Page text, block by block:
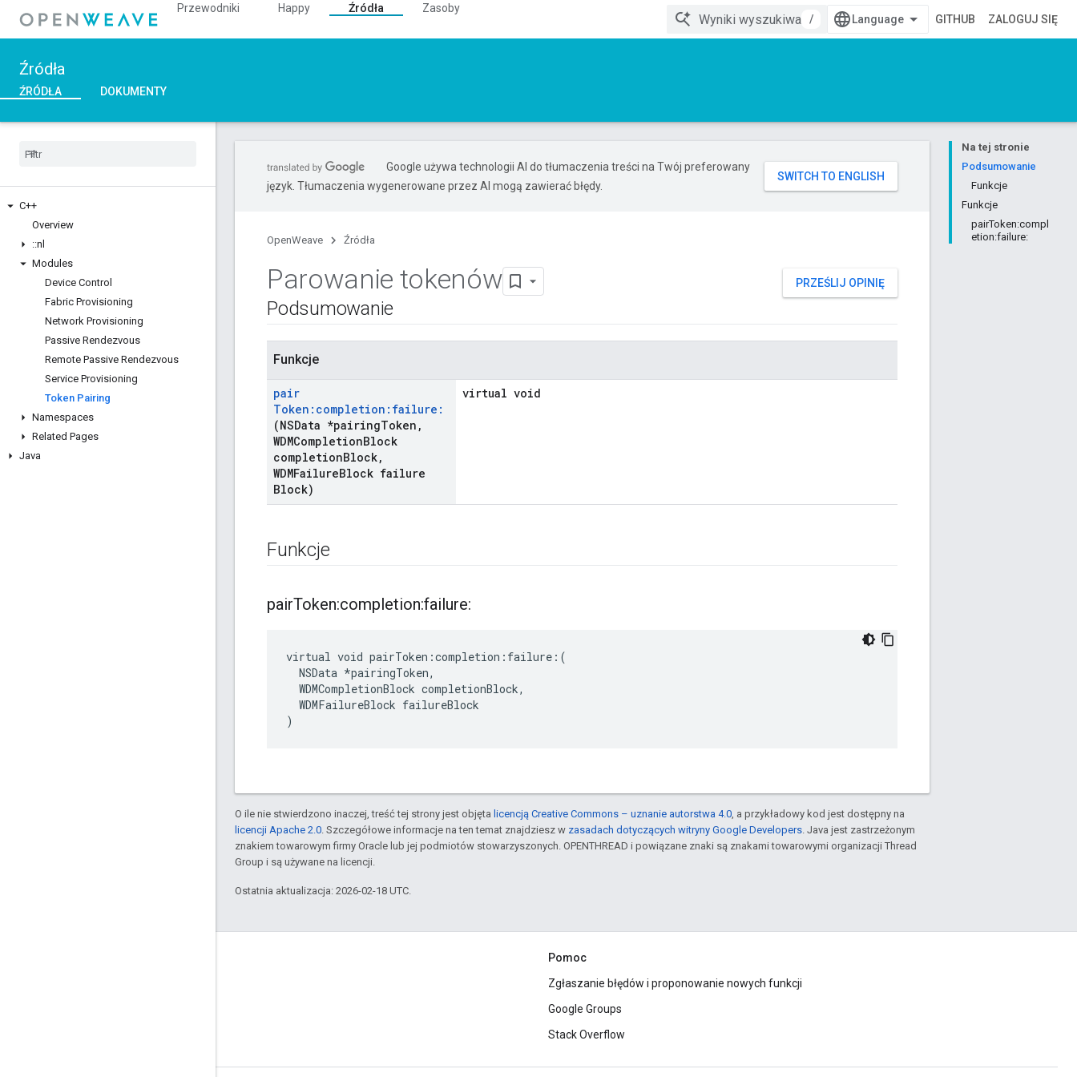
Przewodniki Happy Źródła
Zasoby
/
GITHUB ZALOGUJ SIĘ
Źródła
ŹRÓDŁA DOKUMENTY
C++
Overview
::nl
Modules
Device Control
Fabric Provisioning
Network Provisioning
Passive Rendezvous
Remote Passive Rendezvous
Service Provisioning
Token Pairing
Namespaces
Related Pages
Java
Na tej stronie
Podsumowanie
Funkcje
Funkcje
pairToken:compl
etion:failure:
Google używa technologii AI do tłumaczenia treści na Twój preferowany
język. Tłumaczenia wygenerowane przez AI mogą zawierać błędy.
OpenWeave Źródła
PRZEŚLIJ OPINIĘ
Parowanie tokenów
Podsumowanie
Funkcje
pair
Token:completion:failure:
(NSData *pairingToken ,
WDMCompletionBlock
completionBlock,
WDMFailureBlock failure
Block)
virtual void
Funkcje
pairToken:completion:failure:
virtual void pairToken:completion:failure:(
  NSData *pairingToken,
  WDMCompletionBlock completionBlock,
  WDMFailureBlock failureBlock
)
O ile nie stwierdzono inaczej, treść tej strony jest objęta licencją Creative Commons – uznanie autorstwa 4.0, a przykładowy kod jest dostępny na
licencji Apache 2.0. Szczegółowe informacje na ten temat znajdziesz w zasadach dotyczących witryny Google Developers. Java jest zastrzeżonym
znakiem towarowym firmy Oracle lub jej podmiotów stowarzyszonych. OPENTHREAD i powiązane znaki są znakami towarowymi organizacji Thread
Group i są używane na licencji.
Ostatnia aktualizacja: 2026-02-18 UTC.
Pomoc
Zgłaszanie błędów i proponowanie nowych funkcji
Google Groups
Stack Overflow